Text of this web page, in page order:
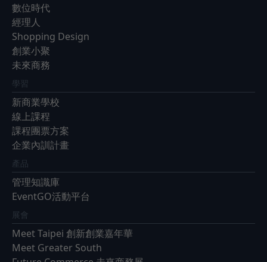
數位時代
經理人
Shopping Design
創業小聚
未來商務
學習
新商業學校
線上課程
課程團票方案
企業內訓計畫
產品
管理知識庫
EventGO活動平台
展會
Meet Taipei 創新創業嘉年華
Meet Greater South